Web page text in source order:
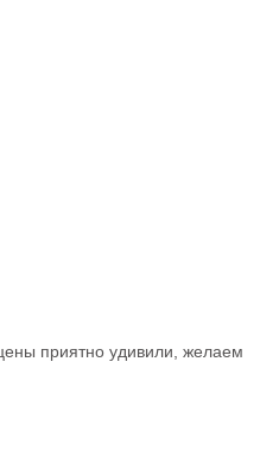
приятно удивили, желаем